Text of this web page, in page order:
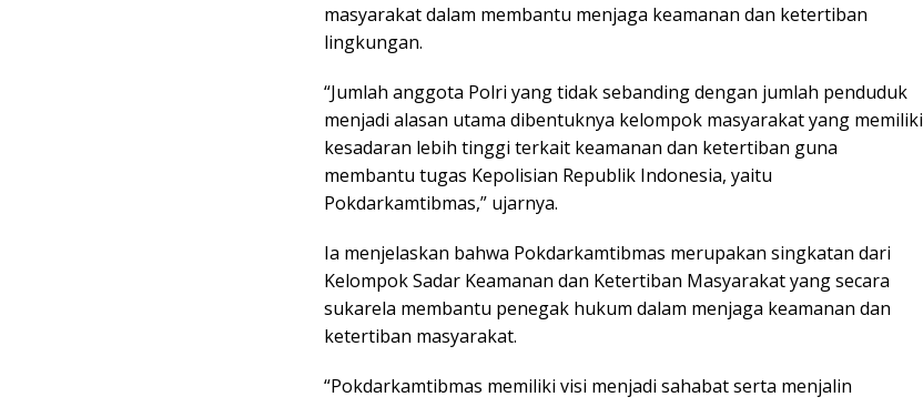
masyarakat dalam membantu menjaga keamanan dan ketertiban
lingkungan.
“Jumlah anggota Polri yang tidak sebanding dengan jumlah penduduk
menjadi alasan utama dibentuknya kelompok masyarakat yang memiliki
kesadaran lebih tinggi terkait keamanan dan ketertiban guna
membantu tugas Kepolisian Republik Indonesia, yaitu
Pokdarkamtibmas,” ujarnya.
Ia menjelaskan bahwa Pokdarkamtibmas merupakan singkatan dari
Kelompok Sadar Keamanan dan Ketertiban Masyarakat yang secara
sukarela membantu penegak hukum dalam menjaga keamanan dan
ketertiban masyarakat.
“Pokdarkamtibmas memiliki visi menjadi sahabat serta menjalin